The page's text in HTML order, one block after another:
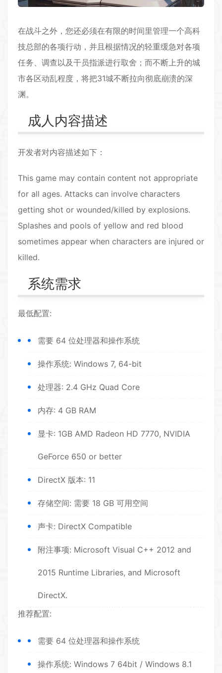
在战斗之外，您还必须在有限的时间里管理一个高科
技总部的各项行动，并且根据情况的轻重缓急对各项
任务、调查以及干员指派进行取舍；而不断上升的城
市各区动乱程度，将把31城不断拉向彻底崩溃的深
渊。
成人内容描述
开发者对内容描述如下：
This game may contain content not appropriate
for all ages. Attacks can involve characters
getting shot or wounded/killed by explosions.
Splashes and pools of yellow and red blood
sometimes appear when characters are injured or
killed.
系统需求
最低配置:
需要 64 位处理器和操作系统
操作系统: Windows 7, 64-bit
处理器: 2.4 GHz Quad Core
内存: 4 GB RAM
显卡: 1GB AMD Radeon HD 7770, NVIDIA
GeForce 650 or better
DirectX 版本: 11
存储空间: 需要 18 GB 可用空间
声卡: DirectX Compatible
附注事项: Microsoft Visual C++ 2012 and
2015 Runtime Libraries, and Microsoft
DirectX.
推荐配置:
需要 64 位处理器和操作系统
操作系统: Windows 7 64bit / Windows 8.1